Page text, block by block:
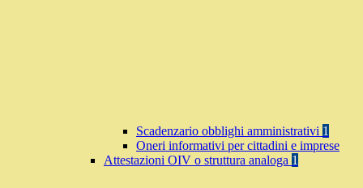
Scadenzario obblighi amministrativi 1
Oneri informativi per cittadini e imprese
Attestazioni OIV o struttura analoga 1